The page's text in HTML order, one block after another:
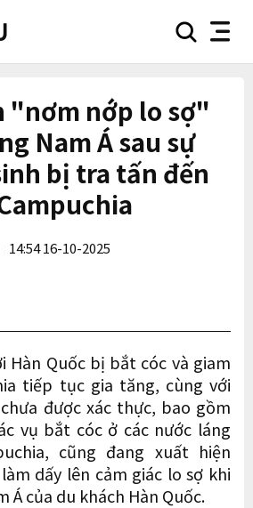
searchnav
"nơm nớp lo sợ"
Nam Á sau sự
bị tra tấn đến
14:54 16-10-2025
Hàn Quốc bị bắt cóc và giam
tiếp tục gia tăng, cùng với
được xác thực, bao gồm
vụ bắt cóc ở các nước láng
cũng đang xuất hiện
dấy lên cảm giác lo sợ khi
Á của du khách Hàn Quốc.